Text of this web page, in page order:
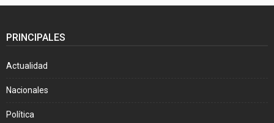
PRINCIPALES
Actualidad
Nacionales
Política